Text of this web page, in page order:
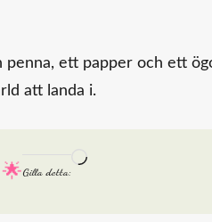
penna, ett papper och ett
att landa i.
Gilla detta:
Laddar